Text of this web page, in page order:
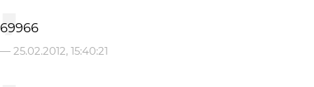
69966
— 25.02.2012, 15:40:21